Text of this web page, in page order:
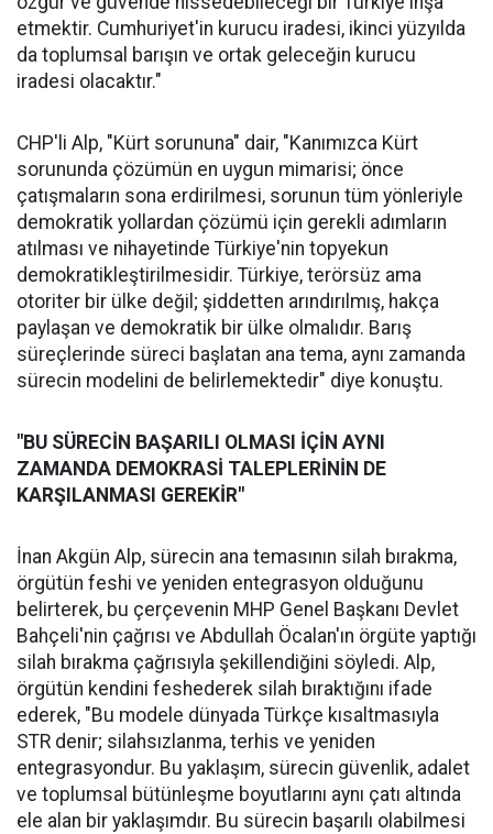
etmektir. Cumhuriyet'in kurucu iradesi, ikinci yüzyılda
da toplumsal barışın ve ortak geleceğin kurucu
iradesi olacaktır."
CHP'li Alp, "Kürt sorununa" dair, "Kanımızca Kürt
sorununda çözümün en uygun mimarisi; önce
çatışmaların sona erdirilmesi, sorunun tüm yönleriyle
demokratik yollardan çözümü için gerekli adımların
atılması ve nihayetinde Türkiye'nin topyekun
demokratikleştirilmesidir. Türkiye, terörsüz ama
otoriter bir ülke değil; şiddetten arındırılmış, hakça
paylaşan ve demokratik bir ülke olmalıdır. Barış
süreçlerinde süreci başlatan ana tema, aynı zamanda
sürecin modelini de belirlemektedir" diye konuştu.
"BU SÜRECİN BAŞARILI OLMASI İÇİN AYNI
ZAMANDA DEMOKRASİ TALEPLERİNİN DE
KARŞILANMASI GEREKİR"
İnan Akgün Alp, sürecin ana temasının silah bırakma,
örgütün feshi ve yeniden entegrasyon olduğunu
belirterek, bu çerçevenin MHP Genel Başkanı Devlet
Bahçeli'nin çağrısı ve Abdullah Öcalan'ın örgüte yaptığı
silah bırakma çağrısıyla şekillendiğini söyledi. Alp,
örgütün kendini feshederek silah bıraktığını ifade
ederek, "Bu modele dünyada Türkçe kısaltmasıyla
STR denir; silahsızlanma, terhis ve yeniden
entegrasyondur. Bu yaklaşım, sürecin güvenlik, adalet
ve toplumsal bütünleşme boyutlarını aynı çatı altında
ele alan bir yaklaşımdır. Bu sürecin başarılı olabilmesi